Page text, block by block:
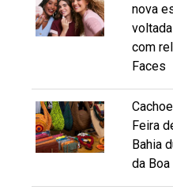
nova
com
Faces
Feira
Bahia
da